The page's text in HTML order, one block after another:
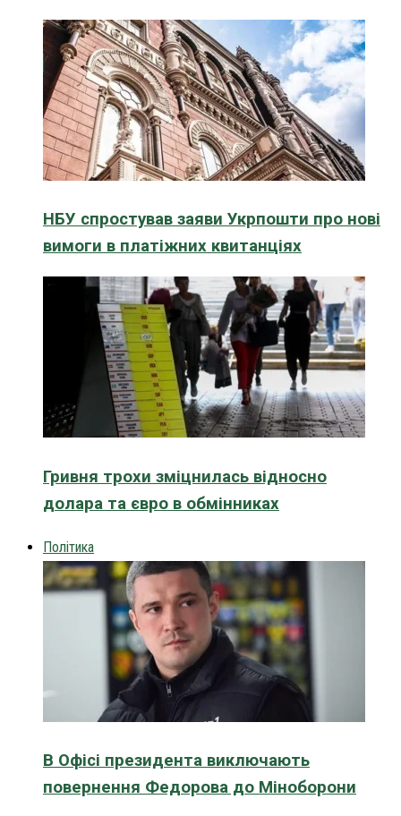
НБУ спростував заяви Укрпошти про нові
вимоги в платіжних квитанціях
Гривня трохи зміцнилась відносно
долара та євро в обмінниках
Політика
В Офісі президента виключають
повернення Федорова до Міноборони